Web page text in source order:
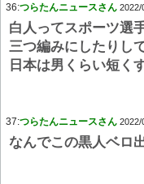
36:つらたんニュースさん 2022/
白人ってスポーツ選
三つ編みにしたりし
日本は男くらい短く
37:つらたんニュースさん 2022/
なんでこの黒人ベロ